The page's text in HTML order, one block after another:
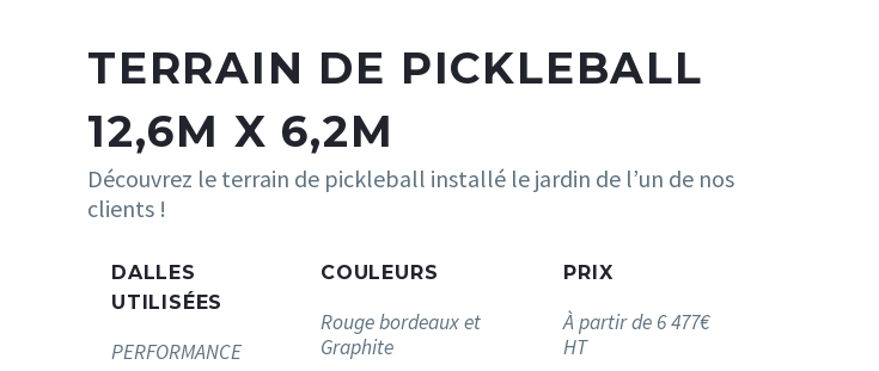
TERRAIN DE PICKLEBALL
12,6M X 6,2M
Découvrez le terrain de pickleball installé le jardin de l’un de nos
clients !
DALLES
UTILISÉES
PERFORMANCE
COULEURS
Rouge bordeaux et
Graphite
PRIX
À partir de 6 477€
HT